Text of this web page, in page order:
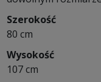
Szerokość
80 cm
Wysokość
107 cm